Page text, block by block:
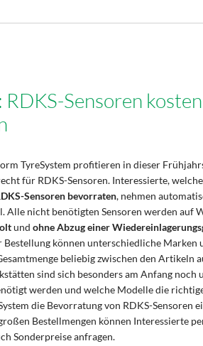
RDKS-Sensoren
TyreSystem profitieren in dieser
für RDKS-Sensoren. Interessierte,
Sensoren bevorraten, nehmen
Alle nicht benötigten Sensoren werden auf
und ohne Abzug einer
Bestellung können unterschiedliche Marken
beliebig zwischen den Artikeln
sind sich besonders am Anfang noch
werden und welche Modelle die
die Bevorratung von RDKS-Sensoren
Bestellmengen können Interessierte
Sonderpreise anfragen.